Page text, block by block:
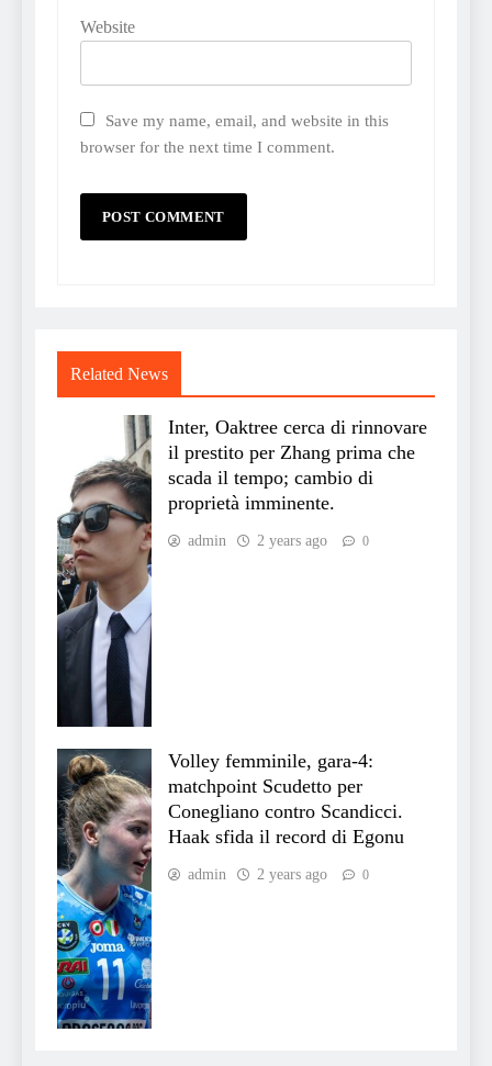
Website
Save my name, email, and website in this
browser for the next time I comment.
Related News
Inter, Oaktree cerca di rinnovare
il prestito per Zhang prima che
scada il tempo; cambio di
proprietà imminente.
admin 2 years ago 0
Volley femminile, gara-4:
matchpoint Scudetto per
Conegliano contro Scandicci.
Haak sfida il record di Egonu
admin 2 years ago 0